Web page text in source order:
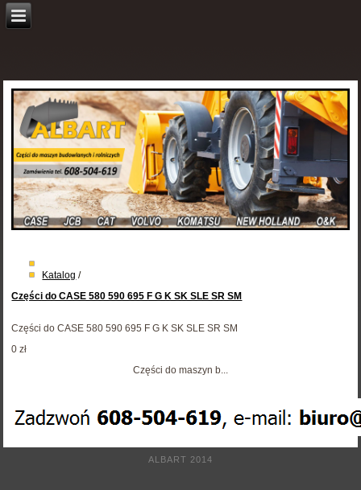
Katalog /
Części do CASE 580 590 695 F G K SK SLE SR SM
Części do CASE 580 590 695 F G K SK SLE SR SM
0 zł
Części do maszyn b...
ALBART 2014